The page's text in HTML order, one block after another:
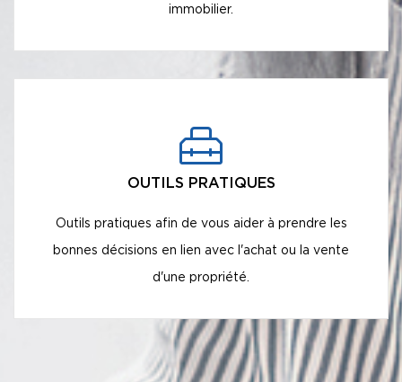
immobilier.
OUTILS PRATIQUES
Outils pratiques afin de vous aider à prendre les
bonnes décisions en lien avec l'achat ou la vente
d'une propriété.